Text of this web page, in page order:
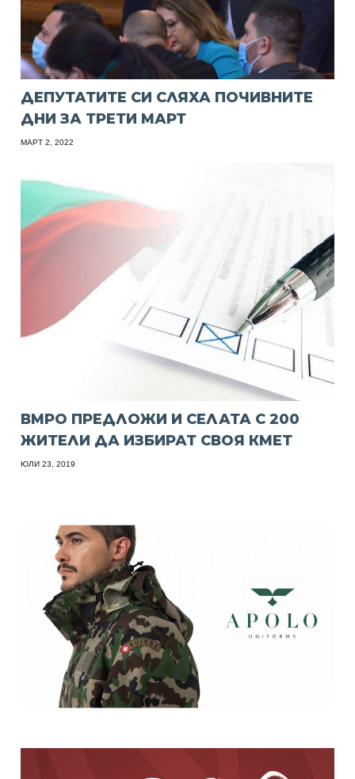
ДЕПУТАТИТЕ СИ СЛЯХА ПОЧИВНИТЕ
ДНИ ЗА ТРЕТИ МАРТ
МАРТ 2, 2022
ВМРО ПРЕДЛОЖИ И СЕЛАТА С 200
ЖИТЕЛИ ДА ИЗБИРАТ СВОЯ КМЕТ
ЮЛИ 23, 2019